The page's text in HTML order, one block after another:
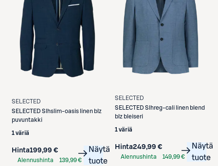
SELECTED
SELECTED Slhslim-oasis linen blz
puvuntakki
1 väriä
Hinta199,99 €
Alennushinta 139,99 €
Näytä
tuote
SELECTED
SELECTED Slhreg-cali linen blend
blz bleiseri
1 väriä
Hinta249,99 €
Alennushinta
149,99 €
Näytä
tuote